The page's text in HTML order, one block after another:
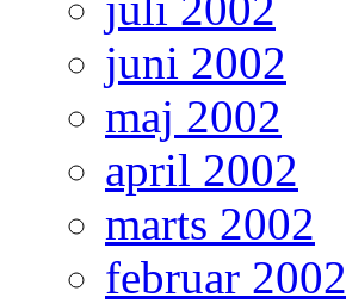
juni 2002
maj 2002
april 2002
marts 2002
februar 2002